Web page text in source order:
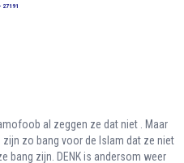
27191
al zeggen ze dat niet . Maar
zo bang voor de Islam dat ze niet
bang zijn. DENK is andersom weer